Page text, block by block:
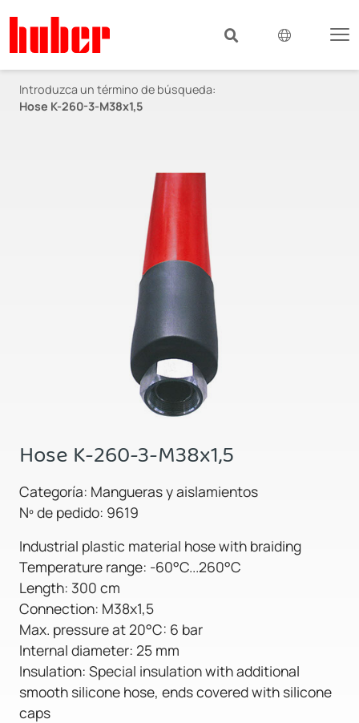
Introduzca un término de búsqueda:
Hose K-260-3-M38x1,5
Hose K-260-3-M38x1,5
Categoría: Mangueras y aislamientos
Nº de pedido: 9619
Industrial plastic material hose with braiding
Temperature range: -60°C...260°C
Length: 300 cm
Connection: M38x1,5
Max. pressure at 20°C: 6 bar
Internal diameter: 25 mm
Insulation: Special insulation with additional
smooth silicone hose, ends covered with silicone
caps